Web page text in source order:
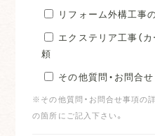
リフォーム外構工事
エクステリア工事（
頼
その他質問・お問合せ
※その他質問・お問合せ事項の
の箇所にご記入下さい。